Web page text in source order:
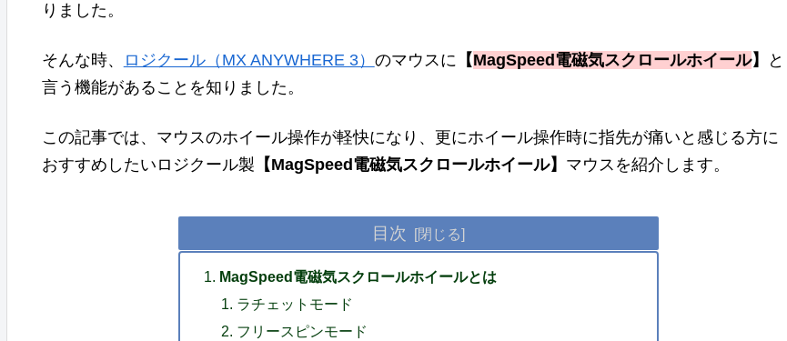
りました。
そんな時、 ロジクール（MX ANYWHERE 3） のマウスに 【MagSpeed電磁気スクロールホイール】
と
言う機能があることを知りました。
この記事では、マウスのホイール操作が軽快になり、更にホイール操作時に指先が痛いと感じる方に
おすすめしたいロジクール製 【MagSpeed電磁気スクロールホイール】 マウスを紹介します。
目次
MagSpeed電磁気スクロールホイールとは
ラチェットモード
フリースピンモード